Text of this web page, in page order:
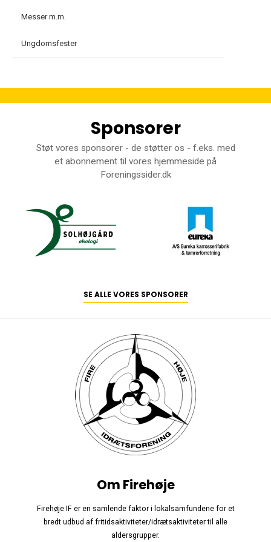
Messer m.m.
Ungdomsfester
Sponsorer
Støt vores sponsorer - de støtter os - f.eks. med
et abonnement til vores hjemmeside på
Foreningssider.dk
SE ALLE VORES SPONSORER
Om Firehøje
Firehøje IF er en samlende faktor i lokalsamfundene for et
bredt udbud af fritidsaktiviteter/idrætsaktiviteter til alle
aldersgrupper.